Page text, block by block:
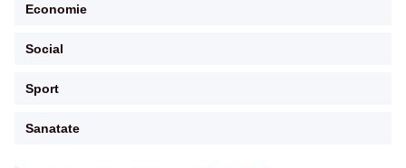
Economie
Social
Sport
Sanatate